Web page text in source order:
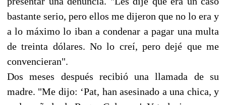
bastante serio, pero ellos me dijeron que no lo era y
a lo máximo lo iban a condenar a pagar una multa
de treinta dólares. No lo creí, pero dejé que me
convencieran".
Dos meses después recibió una llamada de su
madre. "Me dijo: ‘Pat, han asesinado a una chica, y